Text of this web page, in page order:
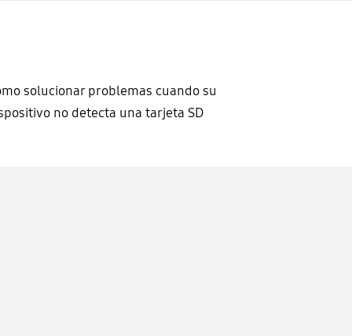
solucionar problemas cuando su
no detecta una tarjeta SD